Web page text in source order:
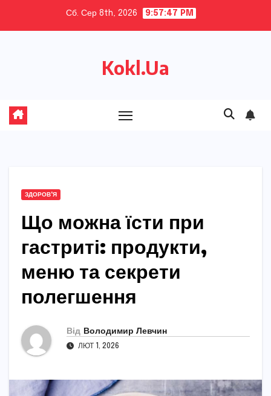
Сб. Сер 8th, 2026 9:57:48 PM
Kokl.Ua
ЗДОРОВ'Я
Що можна їсти при
гастриті: продукти,
меню та секрети
полегшення
Від Володимир Левчин
ЛЮТ 1, 2026